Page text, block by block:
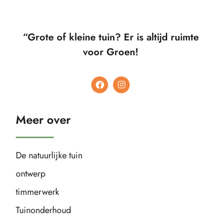
“Grote of kleine tuin? Er is altijd ruimte
voor Groen!
Meer over
De natuurlijke tuin
ontwerp
timmerwerk
Tuinonderhoud